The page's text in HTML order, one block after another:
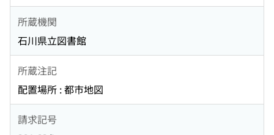
所蔵機関
石川県立図書館
所蔵注記
配置場所 : 都市地図
請求記号